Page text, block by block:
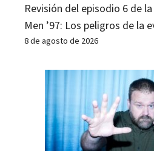
Revisión del episodio 6 de
Men ’97: Los peligros de la
8 de agosto de 2026